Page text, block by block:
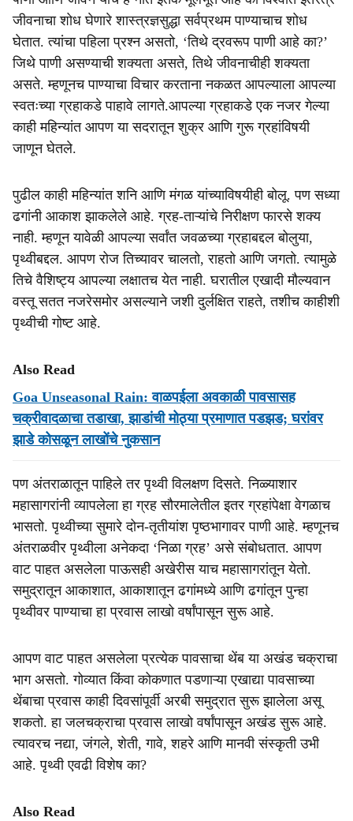
जीवनाचा शोध घेणारे शास्त्रज्ञसुद्धा सर्वप्रथम पाण्याचाच शोध
घेतात. त्यांचा पहिला प्रश्न असतो, ‘तिथे द्रवरूप पाणी आहे का?’
जिथे पाणी असण्याची शक्यता असते, तिथे जीवनाचीही शक्यता
असते. म्हणूनच पाण्याचा विचार करताना नकळत आपल्याला आपल्या
स्वतःच्या ग्रहाकडे पाहावे लागते.आपल्या ग्रहाकडे एक नजर गेल्या
काही महिन्यांत आपण या सदरातून शुक्र आणि गुरू ग्रहांविषयी
जाणून घेतले.
पुढील काही महिन्यांत शनि आणि मंगळ यांच्याविषयीही बोलू. पण सध्या
ढगांनी आकाश झाकलेले आहे. ग्रह-ताऱ्यांचे निरीक्षण फारसे शक्य
नाही. म्हणून यावेळी आपल्या सर्वांत जवळच्या ग्रहाबद्दल बोलुया,
पृथ्वीबद्दल. आपण रोज तिच्यावर चालतो, राहतो आणि जगतो. त्यामुळे
तिचे वैशिष्ट्य आपल्या लक्षातच येत नाही. घरातील एखादी मौल्यवान
वस्तू सतत नजरेसमोर असल्याने जशी दुर्लक्षित राहते, तशीच काहीशी
पृथ्वीची गोष्ट आहे.
Also Read
Goa Unseasonal Rain: वाळपईला अवकाळी पावसासह
चक्रीवादळाचा तडाखा, झाडांची मोठ्या प्रमाणात पडझड; घरांवर
झाडे कोसळून लाखोंचे नुकसान
पण अंतराळातून पाहिले तर पृथ्वी विलक्षण दिसते. निळ्याशार
महासागरांनी व्यापलेला हा ग्रह सौरमालेतील इतर ग्रहांपेक्षा वेगळाच
भासतो. पृथ्वीच्या सुमारे दोन-तृतीयांश पृष्ठभागावर पाणी आहे. म्हणूनच
अंतराळवीर पृथ्वीला अनेकदा ‘निळा ग्रह’ असे संबोधतात. आपण
वाट पाहत असलेला पाऊसही अखेरीस याच महासागरांतून येतो.
समुद्रातून आकाशात, आकाशातून ढगांमध्ये आणि ढगांतून पुन्हा
पृथ्वीवर पाण्याचा हा प्रवास लाखो वर्षांपासून सुरू आहे.
आपण वाट पाहत असलेला प्रत्येक पावसाचा थेंब या अखंड चक्राचा
भाग असतो. गोव्यात किंवा कोकणात पडणाऱ्या एखाद्या पावसाच्या
थेंबाचा प्रवास काही दिवसांपूर्वी अरबी समुद्रात सुरू झालेला असू
शकतो. हा जलचक्राचा प्रवास लाखो वर्षांपासून अखंड सुरू आहे.
त्यावरच नद्या, जंगले, शेती, गावे, शहरे आणि मानवी संस्कृती उभी
आहे. पृथ्वी एवढी विशेष का?
Also Read